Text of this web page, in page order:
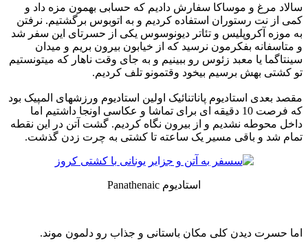
سالاد مرغ و موساکا سفارش دادیم که حسابی بهمون مزه داد و
کمی از نت رستوران استفاده کردیم و به اتوبوس برگشتیم. نرفتن
به موزه آکروپلیس و تئاتر دیونوسوس یکی از حسرتای این سفر شد
و متاسفانه بفکرمون نرسید که از خیابون بیرون بریم و میدان
سینتاگما یا معبد زئوس رو ببینیم و به جای وقت ناهار که میتونستیم
تو کشتی بهش برسیم بیخود وقتمونو تلف کردیم.
مقصد بعدی استادیوم پاناتنائیک اولین استادیوم ورزشهای المپیک بود
که فرصت 10 دقیقه ای برای تماشا و عکاسی اونجا داشتیم اما
داخل محوطه نشدیم و از بیرون نگاه کردیم. گشت آتن در این نقطه
تمام شد و باقی مسیر یک ساعته تا کشتی به چرت زدن گذشت.
استادیوم Panathenaic
اما حسرت دیدن کلی مکان باستانی و جذاب رو دلمون موند.